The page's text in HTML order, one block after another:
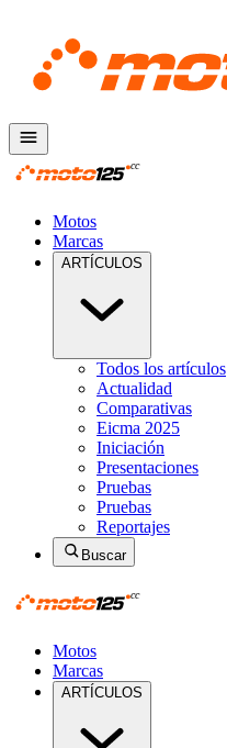
Motos
Marcas
ARTÍCULOS
Todos los artículos
Actualidad
Comparativas
Eicma 2025
Iniciación
Presentaciones
Pruebas
Pruebas
Reportajes
Buscar
Motos
Marcas
ARTÍCULOS